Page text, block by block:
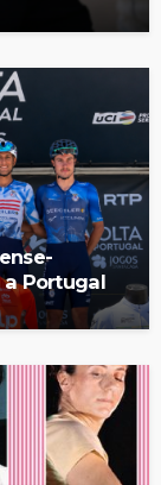
a Portugal